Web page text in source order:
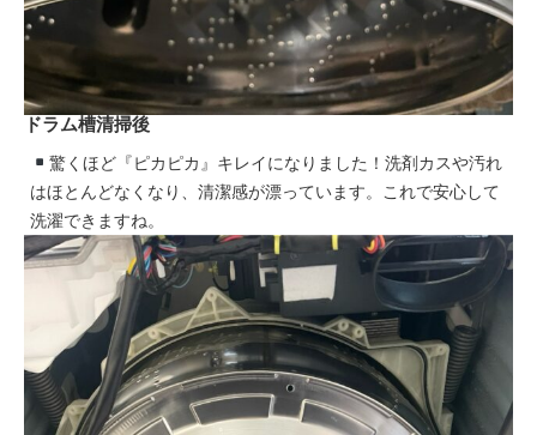
ドラム槽清掃後
驚くほど『ピカピカ』キレイになりました！洗剤カスや汚れ
はほとんどなくなり、清潔感が漂っています。これで安心して
洗濯できますね。